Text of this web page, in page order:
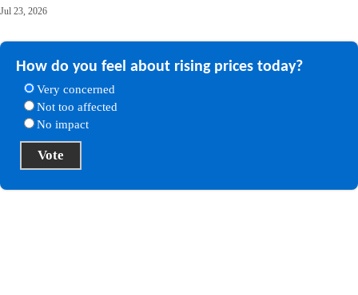
Jul 23, 2026
How do you feel about rising prices today?
Very concerned
Not too affected
No impact